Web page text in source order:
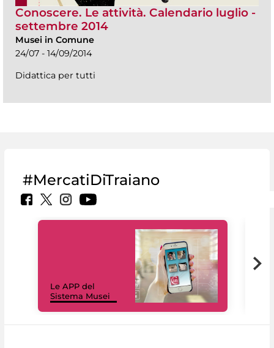
Conoscere. Le attività. Calendario luglio -
settembre 2014
Musei in Comune
24/07 - 14/09/2014
Didattica per tutti
#MercatiDiTraiano
Le APP del
Sistema Musei